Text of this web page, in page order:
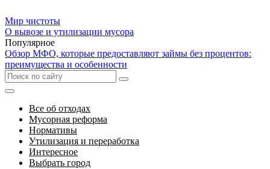
Мир чистоты
О вывозе и утилизации мусора
Популярное
Обзор МФО, которые предоставляют займы без процентов:
преимущества и особенности
Все об отходах
Мусорная реформа
Нормативы
Утилизация и переработка
Интересное
Выбрать город